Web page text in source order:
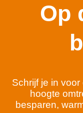
Op
Schrijf je in
hoogte
besparen,